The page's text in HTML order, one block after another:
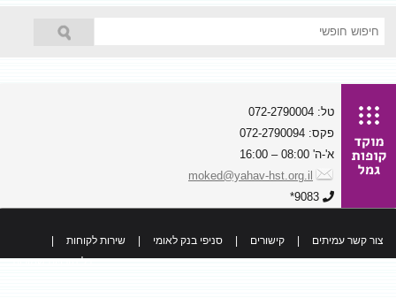
טל: 072-2790004
פקס: 072-2790094
א'-ה' 08:00 – 16:00
moked@yahav-hst.org.il
9083*
צור קשר עמיתים קישורים סניפי בנק לאומי שירות לקוחות
כל הזכויות שמורות